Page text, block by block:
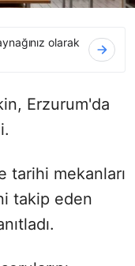
olarak
Erzurum'da
tarihi mekanları
takip eden